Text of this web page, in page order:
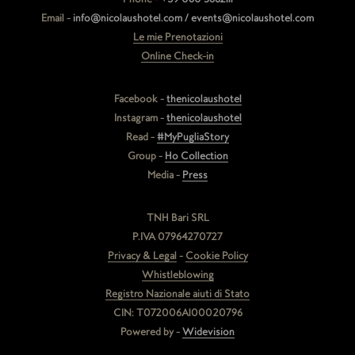
Email - info@nicolaushotel.com / events@nicolaushotel.com
Le mie Prenotazioni
Online Check-in
Facebook - thenicolaushotel
Instagram - thenicolaushotel
Read - #MyPugliaStory
Group - Ho Collection
Media - Press
TNH Bari SRL
P.IVA 07964270727
Privacy & Legal - Cookie Policy
Whistleblowing
Registro Nazionale aiuti di Stato
CIN: T072006A100020796
Powered by - Widevision